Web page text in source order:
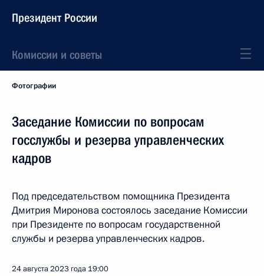
Президент России
Комиссии и советы
Фотографии
Заседание Комиссии по вопросам
госслужбы и резерва управленческих
кадров
Под председательством помощника Президента
Дмитрия Миронова состоялось заседание Комиссии
при Президенте по вопросам государственной
службы и резерва управленческих кадров.
24 августа 2023 года 19:00